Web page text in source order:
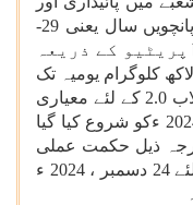
مدور معیشت کو شامل کرنا ہے ۔ پانچویں سال یعنی 29-
کے ذریعہ
دودھ کی خریداری کا ہدف 1007 لاکھ کلوگرام یومیہ تک
پہنچانا ہے ، جب کہ دودھ کے انقلاب 2.0 کے لئے معیاری
طریقہ کار (ایس او پی) 19 ستمبر ، 2024 ءکو شروع کیا گیا
انقلاب 2.0 کو مندرجہ ذیل حکمت عملی
کے ذریعے اپنے مقاصد کے حصول کے لئے 24 دسمبر ، 2024 ء